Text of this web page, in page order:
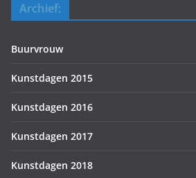
Archief:
Buurvrouw
Kunstdagen 2015
Kunstdagen 2016
Kunstdagen 2017
Kunstdagen 2018